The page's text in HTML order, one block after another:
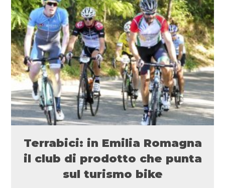
Terrabici: in Emilia Romagna
il club di prodotto che punta
sul turismo bike